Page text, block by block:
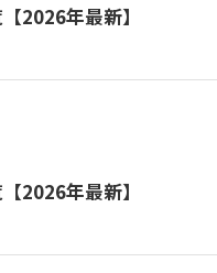
2026年最新】
2026年最新】